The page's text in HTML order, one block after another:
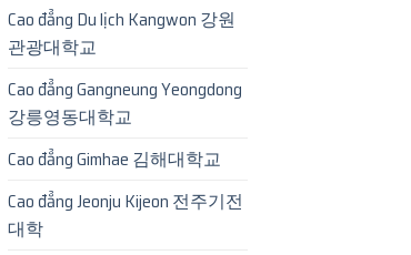
Cao đẳng Du lịch Kangwon 강원
관광대학교
Cao đẳng Gangneung Yeongdong
강릉영동대학교
Cao đẳng Gimhae 김해대학교
Cao đẳng Jeonju Kijeon 전주기전
대학